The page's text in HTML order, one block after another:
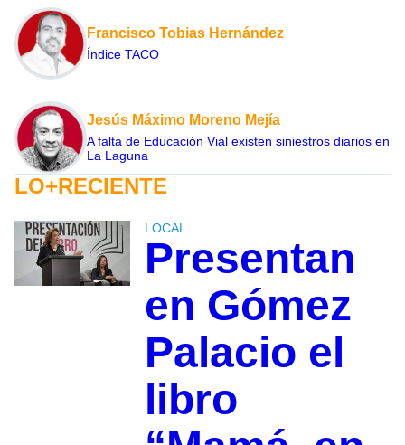
Francisco Tobias Hernández
Índice TACO
Jesús Máximo Moreno Mejía
A falta de Educación Vial existen siniestros diarios en
La Laguna
LO+RECIENTE
LOCAL
Presentan
en Gómez
Palacio el
libro